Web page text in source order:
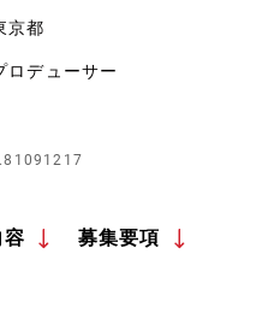
京都
ロデューサー
募集要項